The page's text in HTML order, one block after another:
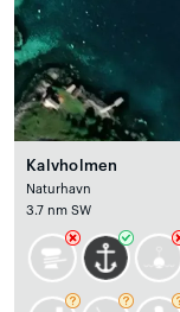
Kalvholmen
Naturhavn
3.7 nm SW